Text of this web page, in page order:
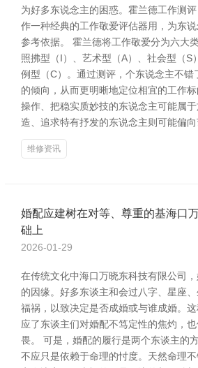
为好多东说念主的困惑。霍兰德工作测
作一种经典的工作敬爱评估器用，为东
参考依据。 霍兰德将工作敬爱分为六大
照拂型（I）、艺术型（A）、社会型（S
例型（C）。通过测评，个东说念主不错
的倾向，从而更明晰地定位相宜的工作
操作、把稳实质妙技的东说念主可能属
造、追求特有抒发的东说念主则可能偏
维修资讯
婚配应建树在对等、尊重的基海口
础上
2026-01-29
在传统文化中海口万晓东科技有限公司
的因缘。好多东谈主和会过八字、星座
福祸，以致决定是否成婚或与谁成婚。这
应了东谈主们对婚配不笃定性的焦灼，
畏。 可是，婚配的履行是两个东谈主的
不应只是依赖于命理的忖度。天然命理